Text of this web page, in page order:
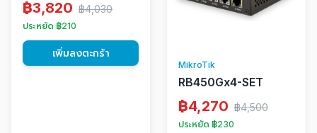
฿3,820 ฿4,030
ประหยัด ฿210
เพิ่มลงตะกร้า
MikroTik
RB450Gx4-SET
฿4,270 ฿4,500
ประหยัด ฿230